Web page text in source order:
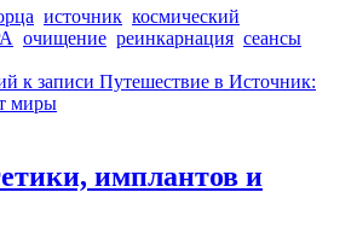
источник космический
очищение реинкарнация сеансы
к записи Путешествие в Источник:
миры
имплантов и